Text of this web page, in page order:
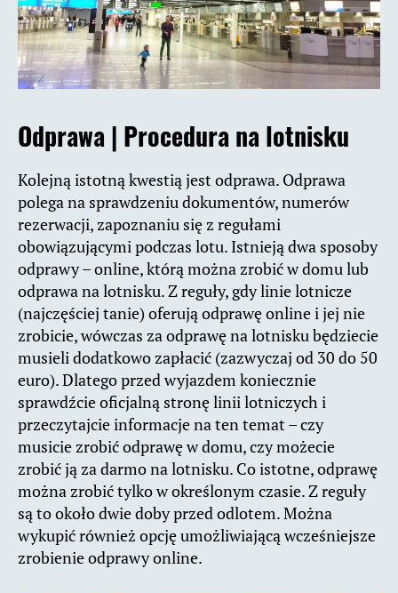
Odprawa | Procedura na lotnisku
Kolejną istotną kwestią jest odprawa. Odprawa
polega na sprawdzeniu dokumentów, numerów
rezerwacji, zapoznaniu się z regułami
obowiązującymi podczas lotu. Istnieją dwa sposoby
odprawy – online, którą można zrobić w domu lub
odprawa na lotnisku. Z reguły, gdy linie lotnicze
(najczęściej tanie) oferują odprawę online i jej nie
zrobicie, wówczas za odprawę na lotnisku będziecie
musieli dodatkowo zapłacić (zazwyczaj od 30 do 50
euro). Dlatego przed wyjazdem koniecznie
sprawdźcie oficjalną stronę linii lotniczych i
przeczytajcie informacje na ten temat – czy
musicie zrobić odprawę w domu, czy możecie
zrobić ją za darmo na lotnisku. Co istotne, odprawę
można zrobić tylko w określonym czasie. Z reguły
są to około dwie doby przed odlotem. Można
wykupić również opcję umożliwiającą wcześniejsze
zrobienie odprawy online.